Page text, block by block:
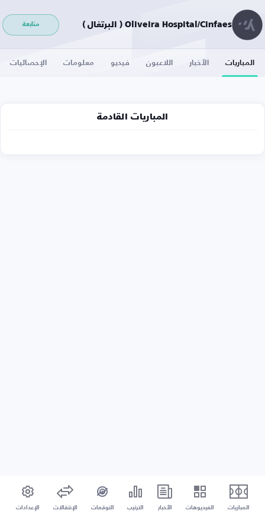
Oliveira Hospital/Cinfaes ( البرتغال ) متابعة
المباريات الأخبار اللاعبون فيديو معلومات الإحصائيات
المباريات القادمة
المباريات الفيديوهات الأخبار الترتيب التوقعات الإنتقالات الإعدادات